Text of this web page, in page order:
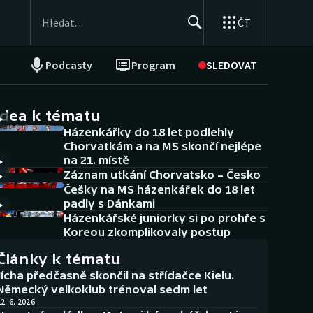
ČT
Podcasty Program SLEDOVAT
NEPŘEHLÉDNĚTE
Historické návraty
Aplikace ČT sport
AZ kvíz
k tématu
Házenkářky do 18 let podlehly
Chorvatkám a na MS skončí nejlépe
na 21. místě
Záznam utkání Chorvatsko – Česko
Češky na MS házenkářek do 18 let
padly s Dánkami
Házenkářské juniorky si po prohře s
Koreou zkomplikovaly postup
k tématu
předčasně skončil na střídačce Kielu.
velkoklub trénoval sedm let
6. 2026